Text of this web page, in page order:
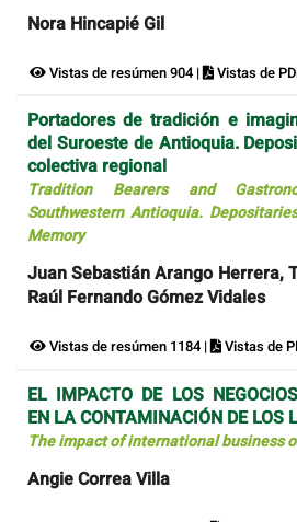
Nora Hincapié Gil
Vistas de resúmen 904 | Vistas de
Portadores de tradición e
del Suroeste de Antioquia.
colectiva regional
Tradition Bearers and
Southwestern Antioquia.
Memory
Juan Sebastián Arango Herrera,
Raúl Fernando Gómez Vidales
Vistas de resúmen 1184 | Vistas de
EL IMPACTO DE LOS
EN LA CONTAMINACIÓN DE LOS
The impact of international business
Angie Correa Villa